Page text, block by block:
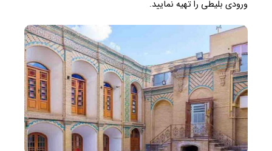
ورودی بلیطی را تهیه نمایید.